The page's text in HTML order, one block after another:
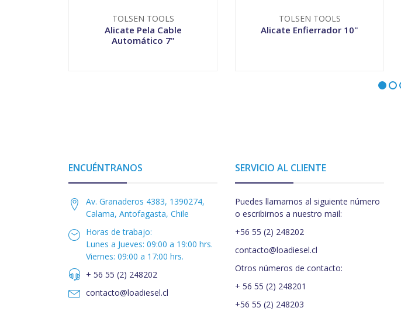
TOLSEN TOOLS
Alicate Pela Cable
Automático 7"
TOLSEN TOOLS
Alicate Enfierrador 10"
ENCUÉNTRANOS
Av. Granaderos 4383, 1390274,
Calama, Antofagasta, Chile
Horas de trabajo:
Lunes a Jueves: 09:00 a 19:00 hrs.
Viernes: 09:00 a 17:00 hrs.
+ 56 55 (2) 248202
contacto@loadiesel.cl
SERVICIO AL CLIENTE
Puedes llamarnos al siguiente número
o escribirnos a nuestro mail:
+56 55 (2) 248202
contacto@loadiesel.cl
Otros números de contacto:
+ 56 55 (2) 248201
+56 55 (2) 248203